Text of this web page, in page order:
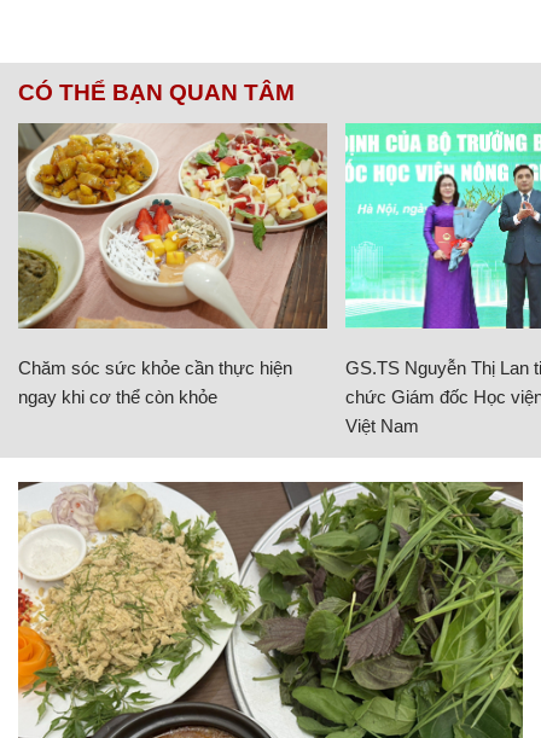
CÓ THỂ BẠN QUAN TÂM
Chăm sóc sức khỏe cần thực hiện
ngay khi cơ thể còn khỏe
GS.TS Nguyễn Thị Lan
chức Giám đốc Học
Việt Nam